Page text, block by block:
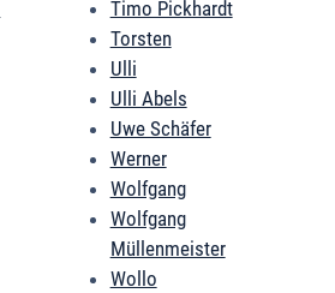
Timo Pickhardt
Torsten
Ulli
Ulli Abels
Uwe Schäfer
Werner
Wolfgang
Wolfgang
Müllenmeister
Wollo